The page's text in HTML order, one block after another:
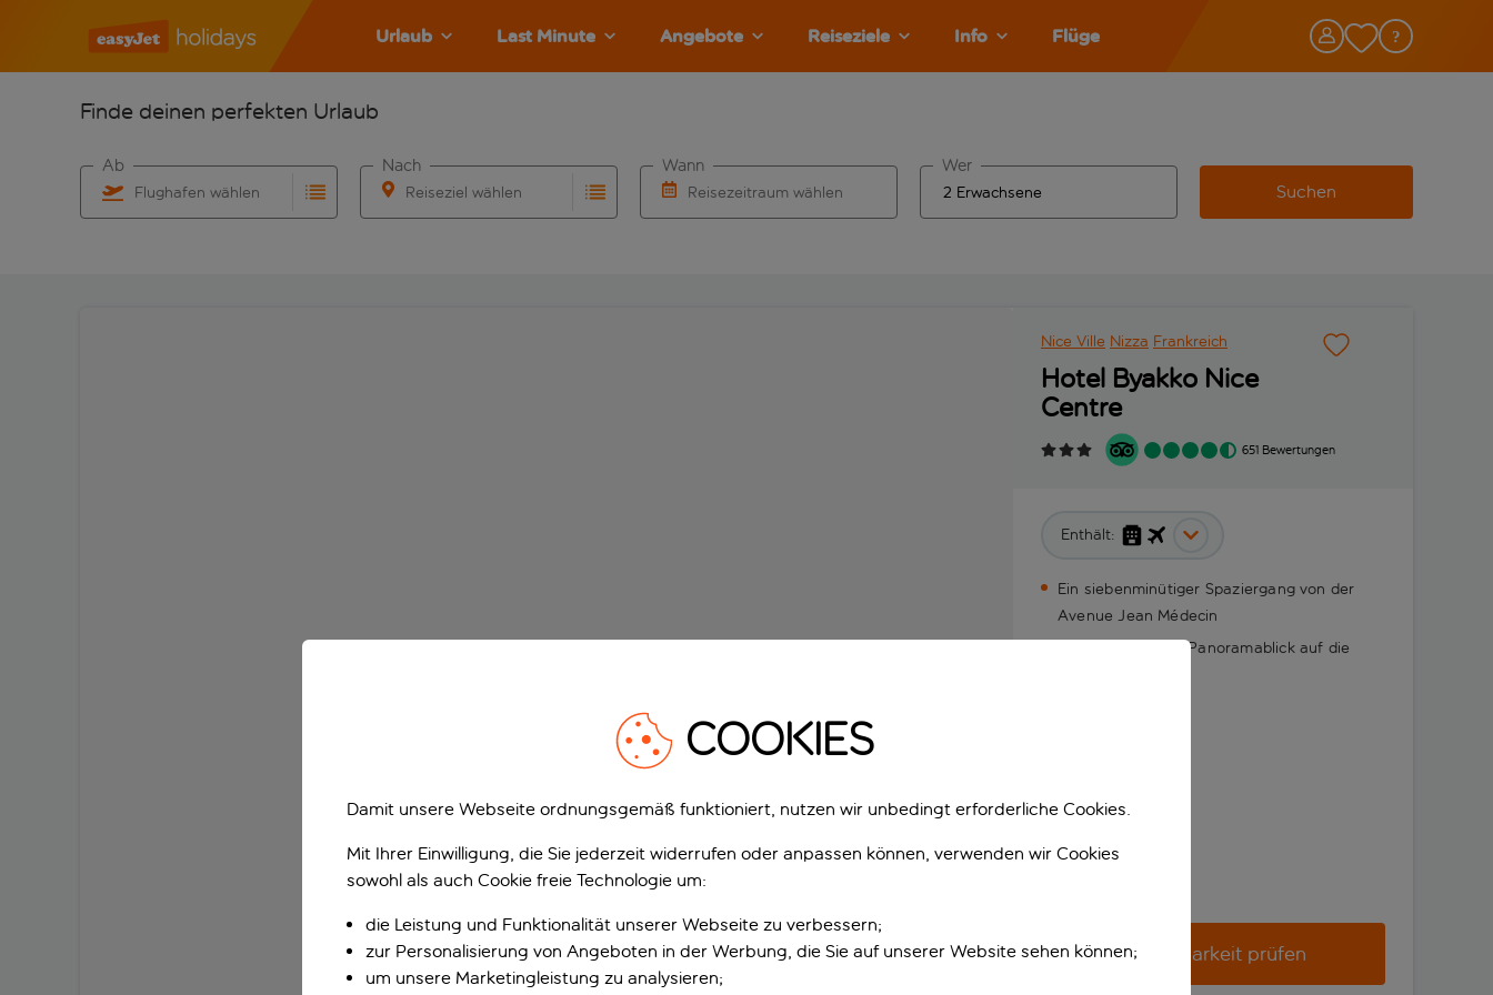
Urlaub Last Minute Angebote Reiseziele Info Flüge
Finde deinen perfekten Urlaub
Flughafen wählen
Ab
Reiseziel wählen
Nach
Reisezeitraum wählen
Wann Wer
Suchen
Nice Ville Nizza Frankreich
Hotel Byakko Nice
Centre
651 Bewertungen
Enthält:
Ein siebenminütiger Spaziergang von der
Avenue Jean Médecin
Dachterrasse mit Panoramablick auf die
Verfügbarkeit prüfen
COOKIES
Damit unsere Webseite ordnungsgemäß funktioniert, nutzen wir unbedingt erforderliche Cookies.
Mit Ihrer Einwilligung, die Sie jederzeit widerrufen oder anpassen können, verwenden wir Cookies
sowohl als auch Cookie freie Technologie um:
die Leistung und Funktionalität unserer Webseite zu verbessern;
zur Personalisierung von Angeboten in der Werbung, die Sie auf unserer Website sehen können;
um unsere Marketingleistung zu analysieren;